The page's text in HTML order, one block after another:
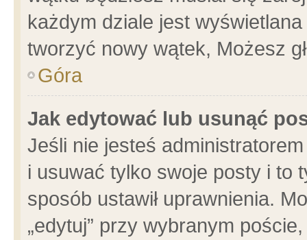
każdym dziale jest
tworzyć nowy wątek, Możesz
Góra
Jak edytować lub usunąć
Jeśli nie jesteś
i usuwać tylko swoje posty i to
sposób ustawił uprawnienia.
„edytuj” przy wybranym